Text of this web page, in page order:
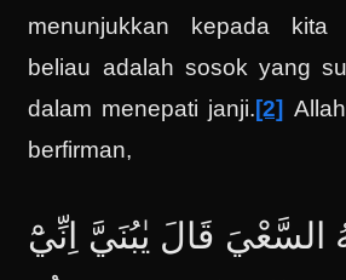
menunjukkan kepada kita
beliau adalah sosok yang
dalam menepati janji.[2] Allah
berfirman,
السَّعْيَ قَالَ يٰبُنَيَّ اِنِّيْٓ